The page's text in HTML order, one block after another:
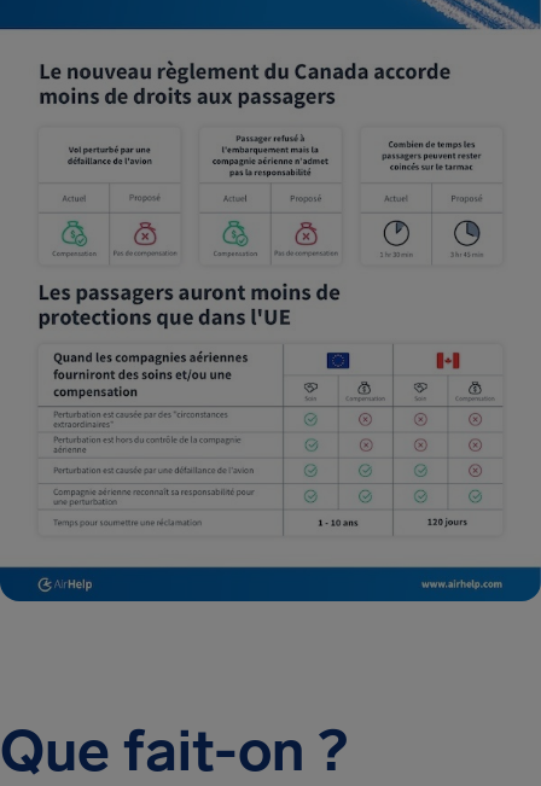
Que fait-on ?